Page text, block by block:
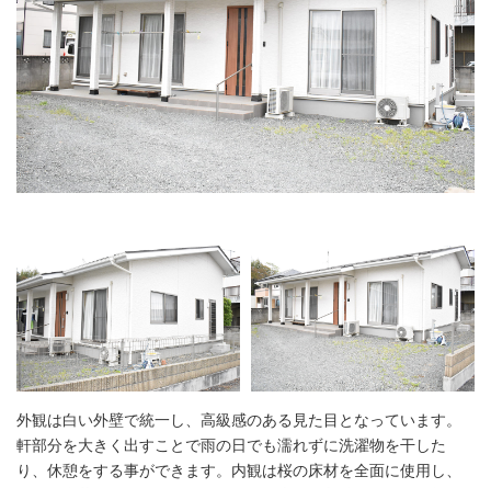
外観は白い外壁で統一し、高級感のある見た目となっています。
軒部分を大きく出すことで雨の日でも濡れずに洗濯物を干した
り、休憩をする事ができます。内観は桜の床材を全面に使用し、